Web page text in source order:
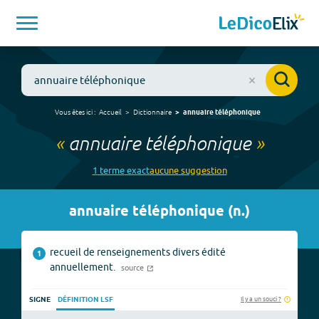
Vous êtes ici : Accueil Dictionnaire annuaire téléphonique
« annuaire téléphonique»
1 termeexactaucunesuggestion
annuaire téléphonique (n.)
1
recueil de renseignements divers édité
annuellement.
source
SIGNE DÉFINITION LSF Il y a un souci ?